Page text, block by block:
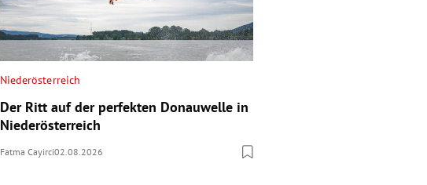
Niederösterreich
Der Ritt auf der perfekten Donauwelle in
Niederösterreich
Fatma Cayirci02.08.2026